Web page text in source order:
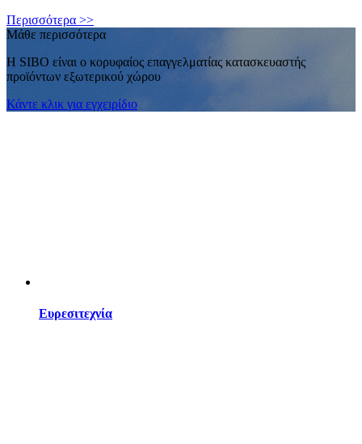
Περισσότερα >>
Μάθε περισσότερα
Η SIBO είναι ο κορυφαίος επαγγελματίας κατασκευαστής
προϊόντων εξωτερικού χώρου
Κάντε κλικ για εγχειρίδιο
Ευρεσιτεχνία